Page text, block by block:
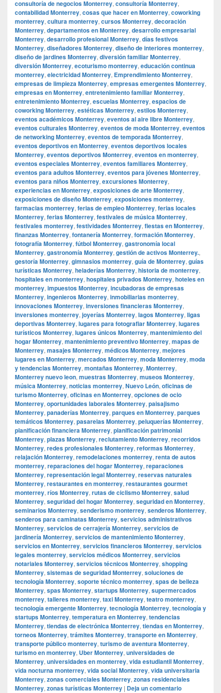
consultoría de negocios Monterrey, consultoría Monterrey,
contabilidad Monterrey, cosas que hacer en Monterrey, coworking
monterrey, cultura monterrey, cursos Monterrey, decoración
Monterrey, departamentos en Monterrey, desarrollo empresarial
Monterrey, desarrollo profesional Monterrey, días festivos
Monterrey, diseñadores Monterrey, diseño de interiores monterrey,
diseño de jardines Monterrey, diversión familiar Monterrey,
diversión Monterrey, ecoturismo monterrey, educación continua
monterrey, electricidad Monterrey, Emprendimiento Monterrey,
empresas de limpieza Monterrey, empresas emergentes Monterrey,
empresas en Monterrey, entretenimiento familiar Monterrey,
entretenimiento Monterrey, escuelas Monterrey, espacios de
coworking Monterrey, estéticas Monterrey, estilos Monterrey,
eventos académicos Monterrey, eventos al aire libre Monterrey,
eventos culturales Monterrey, eventos de moda Monterrey, eventos
de networking Monterrey, eventos de temporada Monterrey,
eventos deportivos en Monterrey, eventos deportivos locales
Monterrey, eventos deportivos Monterrey, eventos en monterrey,
eventos especiales Monterrey, eventos familiares Monterrey,
eventos para adultos Monterrey, eventos para jóvenes Monterrey,
eventos para niños Monterrey, excursiones Monterrey,
experiencias en Monterrey, exposiciones de arte Monterrey,
exposiciones de diseño Monterrey, exposiciones monterrey,
farmacias monterrey, ferias de empleo Monterrey, ferias locales
Monterrey, ferias Monterrey, festivales de música Monterrey,
festivales monterrey, festividades Monterrey, fiestas en Monterrey,
finanzas Monterrey, fontanería Monterrey, formación Monterrey,
fotografía Monterrey, fútbol Monterrey, gastronomía local
Monterrey, gastronomía Monterrey, gestión de activos Monterrey.,
gestoría Monterrey, gimnasios monterrey, guía de Monterrey, guías
turísticas Monterrey, heladerías Monterrey, historia de monterrey,
hospitales en monterrey, hospitales privados Monterrey, hoteles en
monterrey, impuestos Monterrey, incubadoras de empresas
Monterrey, ingenieros Monterrey, inmobiliarias monterrey,
innovaciones Monterrey, inversiones financieras Monterrey,
inversiones monterrey, joyerías Monterrey, lagos Monterrey, ligas
deportivas Monterrey, lugares para fotografiar Monterrey, lugares
turísticos Monterrey, lugares únicos Monterrey, mantenimiento del
hogar Monterrey, mantenimiento preventivo Monterrey, mapas de
Monterrey, masajes Monterrey, médicos Monterrey, mejores
lugares en Monterrey, mercados Monterrey, moda Monterrey, moda
y tendencias Monterrey, montañas Monterrey, Monterrey,
Monterrey nuevo leon, muestras Monterrey, museos Monterrey,
música Monterrey, noticias monterrey, Nuevo León, oficinas de
turismo Monterrey, oficinas en Monterrey, opciones de ocio
Monterrey, oportunidades laborales Monterrey, paisajismo
Monterrey, panaderías Monterrey, parques en Monterrey, parques
temáticos Monterrey, pasarelas Monterrey, peluquerías Monterrey,
planificación financiera Monterrey, planificación patrimonial
Monterrey, plazas Monterrey, reclutamiento Monterrey, recorridos
Monterrey, redes profesionales Monterrey, reformas Monterrey,
relajación Monterrey, remodelaciones monterrey, renta de autos
monterrey, reparaciones del hogar Monterrey, reparaciones
Monterrey, representación legal Monterrey, reservas naturales
Monterrey, restaurantes en monterrey, restaurantes gourmet
monterrey, ríos Monterrey, rutas de ciclismo Monterrey, salud
Monterrey, seguridad del hogar Monterrey, seguridad en Monterrey,
seminarios Monterrey, senderismo monterrey, senderos Monterrey,
senderos para caminatas Monterrey, servicios administrativos
Monterrey, servicios de cerrajería Monterrey, servicios de
jardinería Monterrey, servicios de mantenimiento Monterrey,
servicios en Monterrey, servicios financieros Monterrey, servicios
legales monterrey, servicios médicos Monterrey, servicios
notariales Monterrey, servicios técnicos Monterrey, shopping
Monterrey, sistemas de seguridad Monterrey, soluciones de
tecnología Monterrey, soporte técnico monterrey, spas de belleza
Monterrey, spas Monterrey, startups Monterrey, supermercados
monterrey, talleres monterrey, taxi Monterrey, teatro monterrey,
tecnología emergente Monterrey, tecnología Monterrey, tecnología y
startups Monterrey, temperatura en Monterrey, tendencias
Monterrey, tiendas de electrónica Monterrey, tiendas en Monterrey,
torneos Monterrey, trámites Monterrey, transporte en Monterrey,
transporte público monterrey, turismo de aventura Monterrey,
turismo en monterrey, Uber Monterrey, universidades de
Monterrey, universidades en monterrey, vida estudiantil Monterrey,
vida nocturna monterrey, vida social Monterrey, vida universitaria
Monterrey, zonas comerciales Monterrey, zonas residenciales
Monterrey, zonas turísticas Monterrey | Deja un comentario